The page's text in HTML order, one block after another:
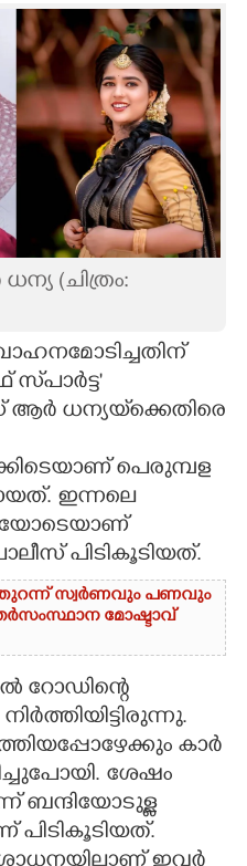
(ചിത്രം:
ആർ ധന്യയ്‌ക്കെതിരെ
പെരുമ്പള
ഇന്നലെ
പിടികൂടിയത്.
സ്വർണവും പണവും
മോഷ്ടാവ്
റോഡിന്റെ
കാർ
ശേഷം
ബന്ദിയോടുള്ള
പിടികൂടിയത്.